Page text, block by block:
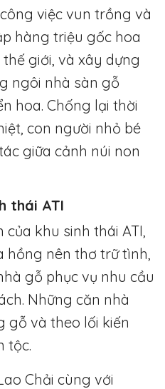
việc vun trồng và
hàng triệu gốc hoa
giới, và xây dựng
ngôi nhà sàn gỗ
hoa. Chống lại thời
con người nhỏ bé
giữa cảnh núi non
thái ATI
khu sinh thái ATI,
hồng nên thơ trữ tình,
gỗ phục vụ nhu cầu
Những căn nhà
gỗ và theo lối kiến
tộc.
Chải cùng với